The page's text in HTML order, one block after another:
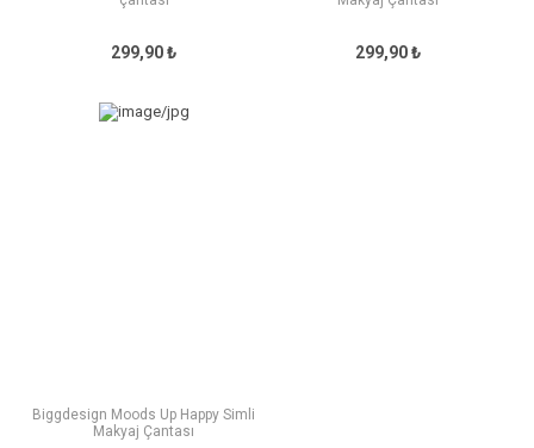
299,90 ₺ 299,90 ₺
Biggdesign Moods Up Happy Simli
Makyaj Çantası